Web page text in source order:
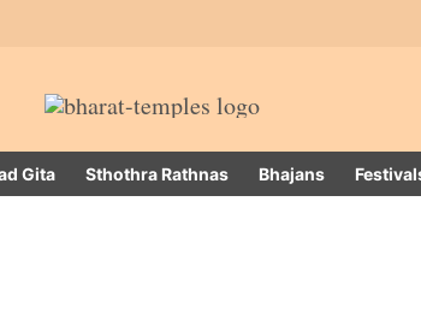
Gita Sthothra Rathnas Bhajans